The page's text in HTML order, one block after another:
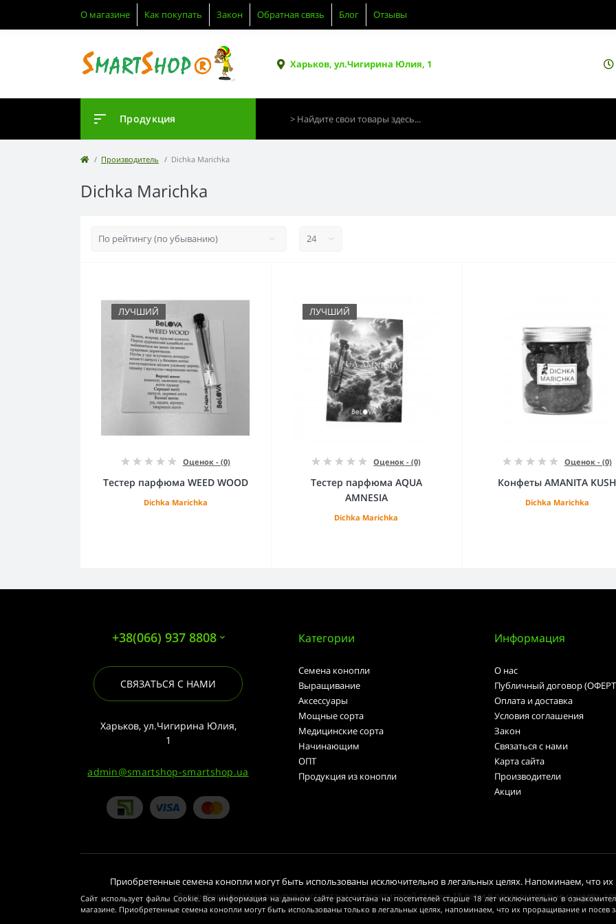
О магазине Как покупать Закон Обратная связь Блог Отзывы
Харьков, ул.Чигирина Юлия, 1
Продукция
Производитель Dichka Marichka
Dichka Marichka
ЛУЧШИЙ
Оценок - (0)
Тестер парфюма WEED WOOD
Dichka Marichka
ЛУЧШИЙ
Оценок - (0)
Тестер парфюма AQUA
AMNESIA
Dichka Marichka
Оценок - (0)
Конфеты AMANITA KUSH
Dichka Marichka
+38(066) 937 8808
СВЯЗАТЬСЯ С НАМИ
Харьков, ул.Чигирина Юлия,
1
admin@smartshop-smartshop.ua
Категории
Семена конопли
Выращивание
Аксессуары
Мощные сорта
Медицинские сорта
Начинающим
ОПТ
Продукция из конопли
Информация
О нас
Публичный договор
Оплата и доставка
Условия соглашения
Закон
Связаться с нами
Карта сайта
Производители
Акции
Приобретенные семена конопли могут быть использованы исключительно в легальных целях. Напоминаем, что
Вся информация на ресурсе рассчитана на посетителей старше 18 лет и в ознакомительных целях.
Сайт использует файлы Cookie. Вся информация на данном сайте рассчитана на посетителей старше 18 лет исключительно в
магазине. Приобретенные семена конопли могут быть использованы только в легальных целях, напоминаем, что их проращивание и